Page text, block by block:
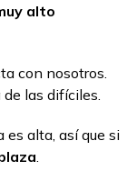
alto
con nosotros.
las difíciles.
alta, así que si